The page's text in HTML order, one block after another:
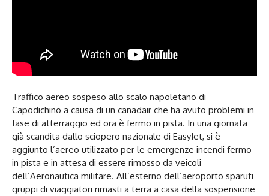
Traffico aereo sospeso allo scalo napoletano di
Capodichino a causa di un canadair che ha avuto problemi in
fase di atterraggio ed ora è fermo in pista. In una giornata
già scandita dallo sciopero nazionale di EasyJet, si è
aggiunto l’aereo utilizzato per le emergenze incendi fermo
in pista e in attesa di essere rimosso da veicoli
dell’Aeronautica militare. All’esterno dell’aeroporto sparuti
gruppi di viaggiatori rimasti a terra a casa della sospensione